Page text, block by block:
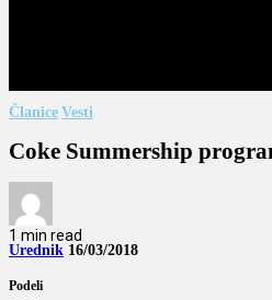
Članice Vesti
Coke Summership
1 min read
Urednik 16/03/2018
Podeli